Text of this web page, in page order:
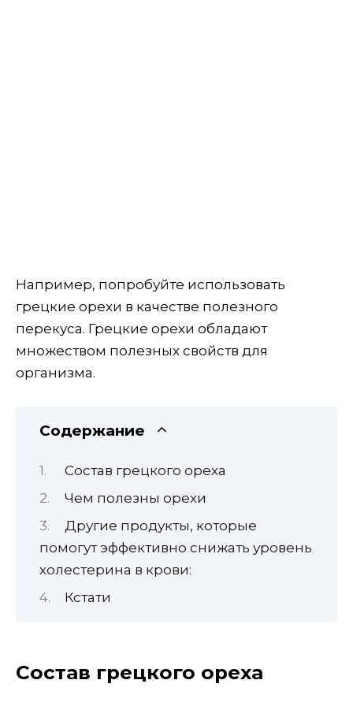
Например, попробуйте использовать
грецкие орехи в качестве полезного
перекуса. Грецкие орехи обладают
множеством полезных свойств для
организма.
Содержание
Состав грецкого ореха
Чем полезны орехи
Другие продукты, которые
помогут эффективно снижать уровень
холестерина в крови:
Кстати
Состав грецкого ореха